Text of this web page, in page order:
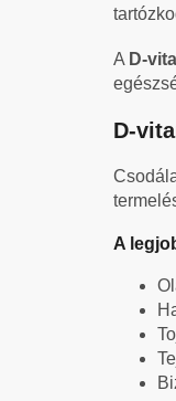
A D-
D-
A